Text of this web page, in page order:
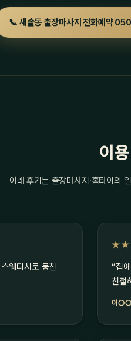
📞 새솔동 출장마사지 전화예약
이
아래 후기는 출장마사지·홈타이의
웨디시로 뭉친
“집
친절
이○○